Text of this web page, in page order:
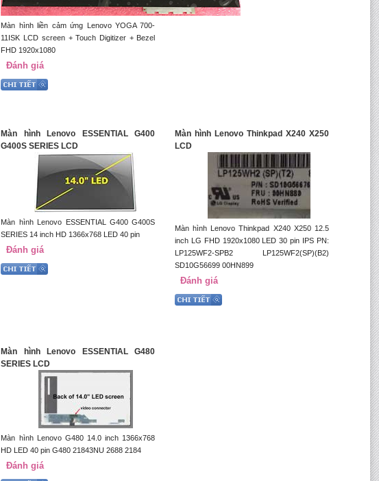
Màn hình liền cảm ứng Lenovo YOGA 700-
11ISK LCD screen + Touch Digitizer + Bezel
FHD 1920x1080
Đánh giá
Màn hình Lenovo ESSENTIAL G400
G400S SERIES LCD
Màn hình Lenovo ESSENTIAL G400 G400S
SERIES 14 inch HD 1366x768 LED 40 pin
Đánh giá
Màn hình Lenovo Thinkpad X240 X250
LCD
Màn hình Lenovo Thinkpad X240 X250 12.5
inch LG FHD 1920x1080 LED 30 pin IPS PN:
LP125WF2-SPB2 LP125WF2(SP)(B2)
SD10G56699 00HN899
Đánh giá
Màn hình Lenovo ESSENTIAL G480
SERIES LCD
Màn hình Lenovo G480 14.0 inch 1366x768
HD LED 40 pin G480 21843NU 2688 2184
Đánh giá